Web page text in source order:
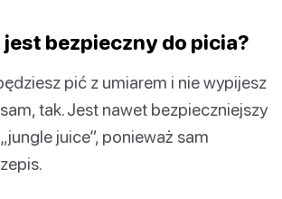
jest bezpieczny do picia?
pić z umiarem i nie wypijesz
tak. Jest nawet bezpieczniejszy
juice”, ponieważ sam